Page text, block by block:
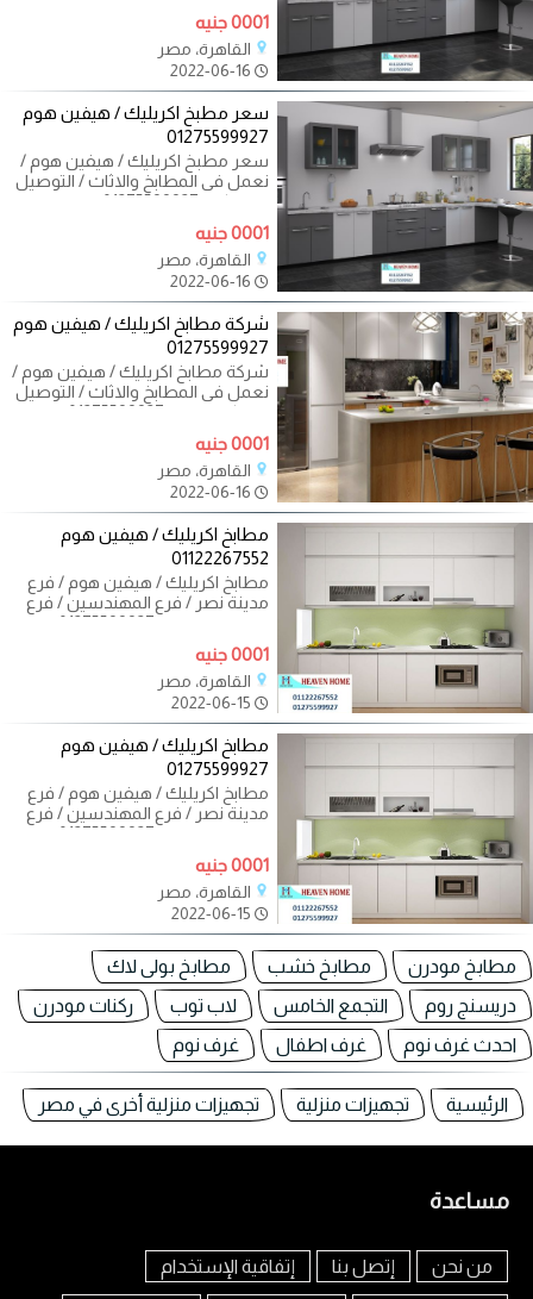
متر مطبخ فى
0001 جنيه
القاهرة، مصر
سعر مطبخ اكريليك / هيفين هوم
01275599927
سعر مطبخ اكريليك / هيفين هوم /
نعمل فى المطابخ والاثاث / التوصيل
متر مطبخ فى
0001 جنيه
القاهرة، مصر
شركة مطابخ اكريليك / هيفين هوم
01275599927
شركة مطابخ اكريليك / هيفين هوم /
نعمل فى المطابخ والاثاث / التوصيل
معانا
0001 جنيه
القاهرة، مصر
مطابخ اكريليك / هيفين هوم
01122267552
مطابخ اكريليك / هيفين هوم / فرع
مدينة نصر / فرع المهندسين / فرع
كتير عندها
0001 جنيه
القاهرة، مصر
مطابخ اكريليك / هيفين هوم
01275599927
مطابخ اكريليك / هيفين هوم / فرع
مدينة نصر / فرع المهندسين / فرع
كتير عندها
0001 جنيه
القاهرة، مصر
مطابخ مودرن مطابخ خشب
مطابخ بولى لاك
دريسنج روم
التجمع الخامس لاب توب
ركنات مودرن
احدث غرف نوم
غرف اطفال غرف نوم
الرئيسية تجهيزات منزلية تجهيزات منزلية أخرى في مصر
مساعدة
من نحن إتصل بنا إتفاقية الإستخدام